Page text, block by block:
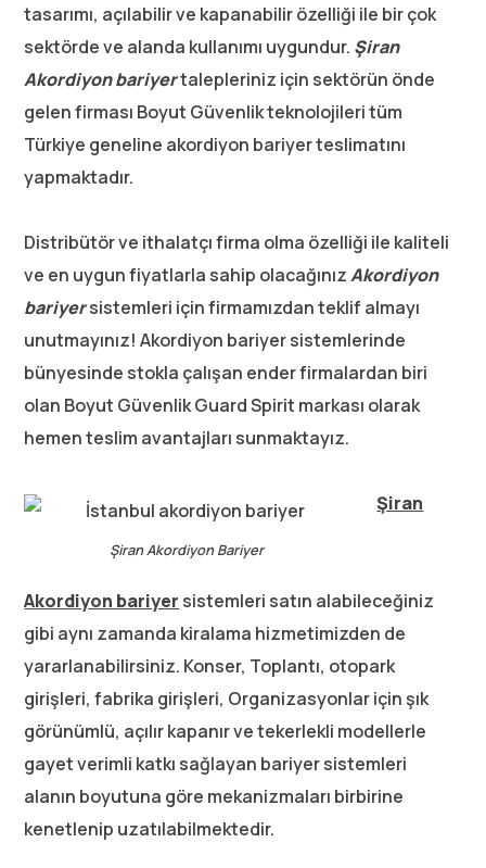
tasarımı, açılabilir ve kapanabilir özelliği ile bir çok
sektörde ve alanda kullanımı uygundur. Şiran
Akordiyon bariyertalepleriniz için sektörün önde
gelen firması Boyut Güvenlik teknolojileri tüm
Türkiye geneline akordiyon bariyer teslimatını
yapmaktadır.
Distribütör ve ithalatçı firma olma özelliği ile kaliteli
ve en uygun fiyatlarla sahip olacağınızAkordiyon
bariyersistemleri için firmamızdan teklif almayı
unutmayınız! Akordiyon bariyer sistemlerinde
bünyesinde stokla çalışan ender firmalardan biri
olan Boyut Güvenlik Guard Spirit markası olarak
hemen teslim avantajları sunmaktayız.
Şiran Akordiyon Bariyer
Şiran
Akordiyon bariyer sistemleri satın alabileceğiniz
gibi aynı zamanda kiralama hizmetimizden de
yararlanabilirsiniz. Konser, Toplantı, otopark
girişleri, fabrika girişleri, Organizasyonlar için şık
görünümlü, açılır kapanır ve tekerlekli modellerle
gayet verimli katkı sağlayan bariyer sistemleri
alanın boyutuna göre mekanizmaları birbirine
kenetlenip uzatılabilmektedir.